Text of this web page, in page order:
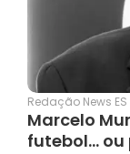
Redação News ES
Marcelo
futebol… ou